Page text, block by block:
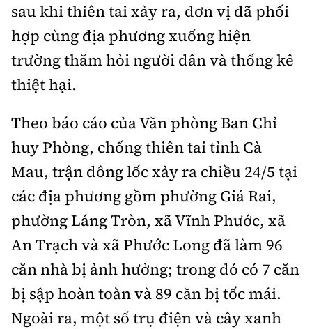
sau khi thiên tai xảy ra, đơn vị đã phối
hợp cùng địa phương xuống hiện
trường thăm hỏi người dân và thống kê
thiệt hại.
Theo báo cáo của Văn phòng Ban Chỉ
huy Phòng, chống thiên tai tỉnh Cà
Mau, trận dông lốc xảy ra chiều 24/5 tại
các địa phương gồm phường Giá Rai,
phường Láng Tròn, xã Vĩnh Phước, xã
An Trạch và xã Phước Long đã làm 96
căn nhà bị ảnh hưởng; trong đó có 7 căn
bị sập hoàn toàn và 89 căn bị tốc mái.
Ngoài ra, một số trụ điện và cây xanh